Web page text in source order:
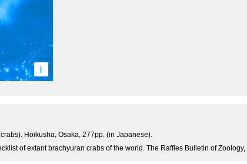
i
Hoikusha, Osaka, 277pp. (in Japanese).
of extant brachyuran crabs of the world. The Raffles Bulletin of Zoology,